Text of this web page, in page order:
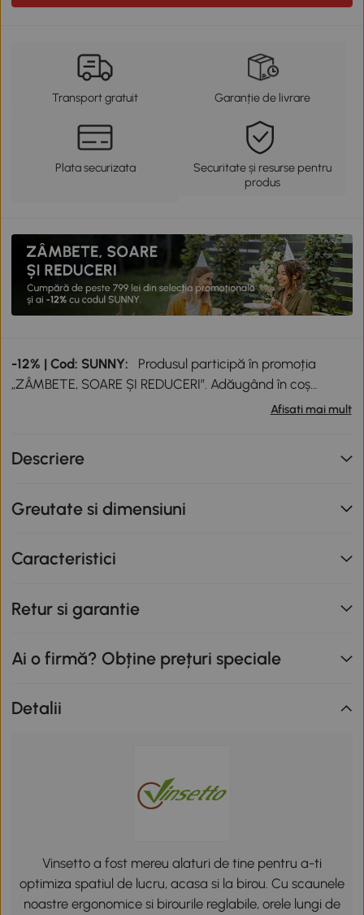
Transport gratuit Garanție de livrare
Plata securizata
Securitate și resurse pentru
produs
-12% | Cod: SUNNY:
Produsul participă în promoția
„ZÂMBETE, SOARE ȘI REDUCERI”. Adăugând în coș
produse participante în valoare totală de peste 799 lei,
valabilă până la data de 12.08.2026.
Afisati mai mult
Descriere
Greutate si dimensiuni
Caracteristici
Retur si garantie
Ai o firmă? Obține prețuri speciale
Detalii
Vinsetto a fost mereu alaturi de tine pentru a-ti
optimiza spatiul de lucru, acasa si la birou. Cu scaunele
noastre ergonomice si birourile reglabile, orele lungi de